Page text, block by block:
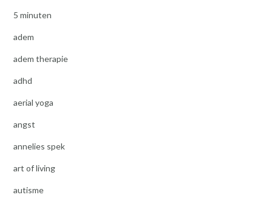
5 minuten
adem
adem therapie
adhd
aerial yoga
angst
annelies spek
art of living
autisme